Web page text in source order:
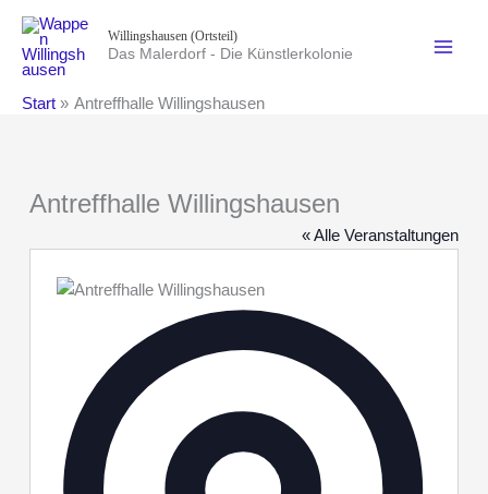
Inhalt
springen
Willingshausen (Ortsteil)
Das Malerdorf - Die Künstlerkolonie
Start Antreffhalle Willingshausen
Antreffhalle Willingshausen
« Alle Veranstaltungen